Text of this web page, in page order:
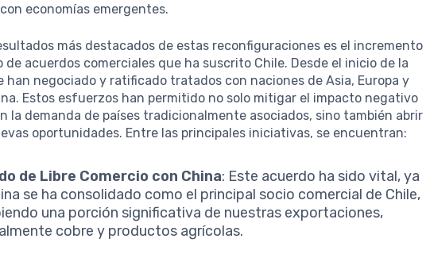
economías emergentes.
más destacados de estas reconfiguraciones es el incremento
de acuerdos comerciales que ha suscrito Chile. Desde el inicio de la
han negociado y ratificado tratados con naciones de Asia, Europa y
Estos esfuerzos han permitido no solo mitigar el impacto negativo
la demanda de países tradicionalmente asociados, sino también abrir
oportunidades. Entre las principales iniciativas, se encuentran:
de Libre Comercio con China: Este acuerdo ha sido vital, ya
se ha consolidado como el principal socio comercial de Chile,
una porción significativa de nuestras exportaciones,
cobre y productos agrícolas.